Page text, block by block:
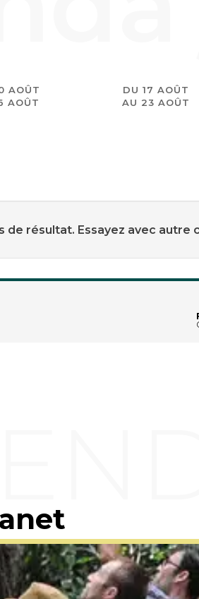
AOÛT
AOÛT
DU 17 AOÛT
AU 23 AOÛT
de résultat. Essayez avec autre